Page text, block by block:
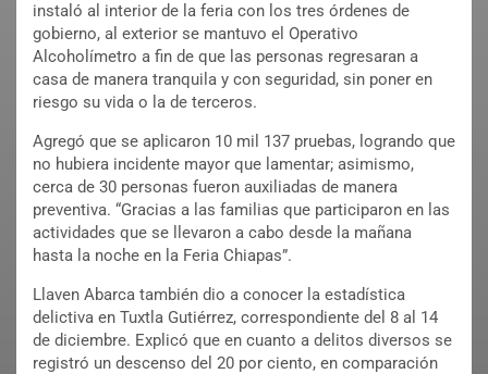
instaló al interior de la feria con los tres órdenes de
gobierno, al exterior se mantuvo el Operativo
Alcoholímetro a fin de que las personas regresaran a
casa de manera tranquila y con seguridad, sin poner en
riesgo su vida o la de terceros.
Agregó que se aplicaron 10 mil 137 pruebas, logrando que
no hubiera incidente mayor que lamentar; asimismo,
cerca de 30 personas fueron auxiliadas de manera
preventiva. “Gracias a las familias que participaron en las
actividades que se llevaron a cabo desde la mañana
hasta la noche en la Feria Chiapas”.
Llaven Abarca también dio a conocer la estadística
delictiva en Tuxtla Gutiérrez, correspondiente del 8 al 14
de diciembre. Explicó que en cuanto a delitos diversos se
registró un descenso del 20 por ciento, en comparación